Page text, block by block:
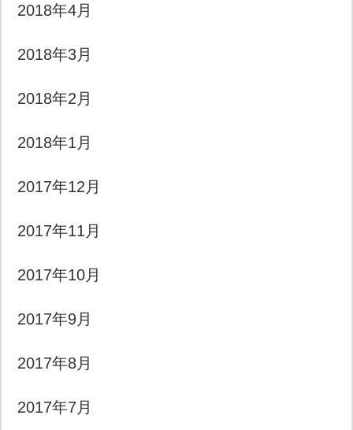
2018年4月
2018年3月
2018年2月
2018年1月
2017年12月
2017年11月
2017年10月
2017年9月
2017年8月
2017年7月